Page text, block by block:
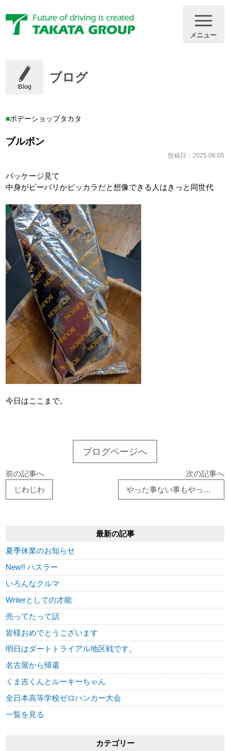
メニュー
Blog
ブログ
ボデーショップタカタ
ブルボン
投稿日：2025.06.05
パッケージ見て
中身がピーパリかピッカラだと想像できる人はきっと同世代
今日はここまで。
ブログページへ
前の記事へ
じわじわ
次の記事へ
やった事ない事もやってみよう
最新の記事
夏季休業のお知らせ
New!! ハスラー
いろんなクルマ
Writerとしての才能
売ってたって話
皆様おめでとうございます
明日はダートトライアル地区戦です。
名古屋から帰還
くま吉くんとルーキーちゃん
全日本高等学校ゼロハンカー大会
一覧を見る
カテゴリー